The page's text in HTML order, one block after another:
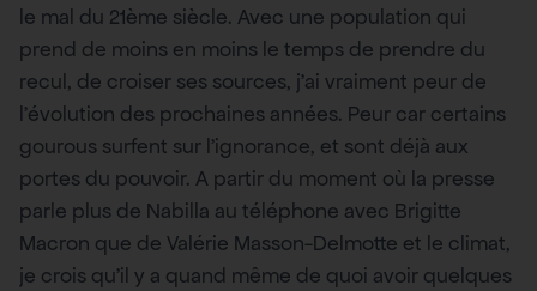
le mal du 21ème siècle. Avec une population qui
prend de moins en moins le temps de prendre du
recul, de croiser ses sources, j’ai vraiment peur de
l’évolution des prochaines années. Peur car certains
gourous surfent sur l’ignorance, et sont déjà aux
portes du pouvoir. A partir du moment où la presse
parle plus de Nabilla au téléphone avec Brigitte
Macron que de Valérie Masson-Delmotte et le climat,
je crois qu’il y a quand même de quoi avoir quelques